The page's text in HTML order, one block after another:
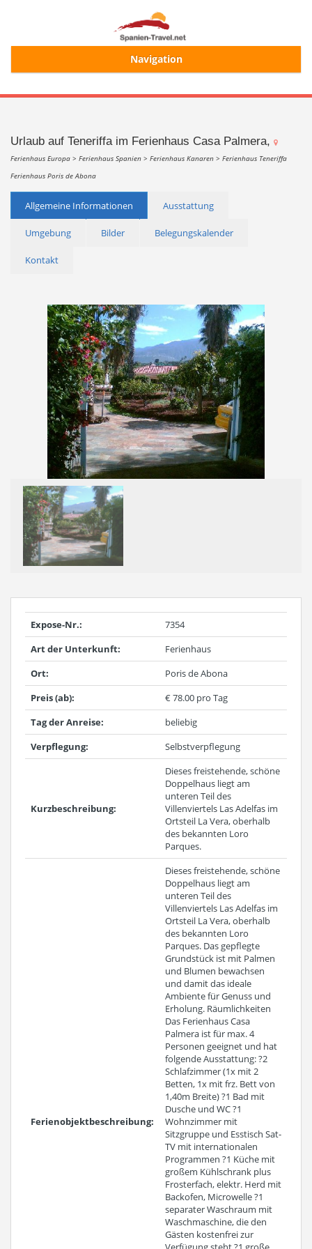
Navigation
Start
Alle Ferienhäuser
Merkliste
Urlaub auf Teneriffa im Ferienhaus Casa Palmera,
Ferienhaus Europa > Ferienhaus Spanien > Ferienhaus Kanaren > Ferienhaus Teneriffa
Ferienhaus Poris de Abona
Allgemeine Informationen Ausstattung
Umgebung Bilder Belegungskalender
Kontakt
Expose-Nr.:
7354
Art der Unterkunft:
Ferienhaus
Ort:
Poris de Abona
Preis (ab):
€ 78.00 pro Tag
Tag der Anreise:
beliebig
Verpflegung:
Selbstverpflegung
Kurzbeschreibung:
Dieses freistehende, schöne
Doppelhaus liegt am
unteren Teil des
Villenviertels Las Adelfas im
Ortsteil La Vera, oberhalb
des bekannten Loro
Parques.
Ferienobjektbeschreibung:
Dieses freistehende, schöne
Doppelhaus liegt am
unteren Teil des
Villenviertels Las Adelfas im
Ortsteil La Vera, oberhalb
des bekannten Loro
Parques. Das gepflegte
Grundstück ist mit Palmen
und Blumen bewachsen
und damit das ideale
Ambiente für Genuss und
Erholung. Räumlichkeiten
Das Ferienhaus Casa
Palmera ist für max. 4
Personen geeignet und hat
folgende Ausstattung: ?2
Schlafzimmer (1x mit 2
Betten, 1x mit frz. Bett von
1,40m Breite) ?1 Bad mit
Dusche und WC ?1
Wohnzimmer mit
Sitzgruppe und Esstisch Sat-
TV mit internationalen
Programmen ?1 Küche mit
großem Kühlschrank plus
Frosterfach, elektr. Herd mit
Backofen, Microwelle ?1
separater Waschraum mit
Waschmaschine, die den
Gästen kostenfrei zur